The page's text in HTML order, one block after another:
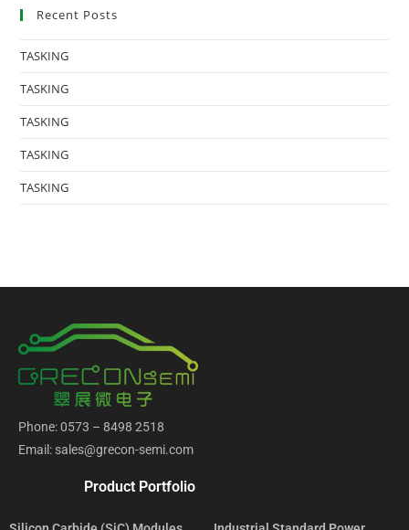
Recent Posts
TASKING
TASKING
TASKING
TASKING
TASKING
Phone: 0573 – 8498 2518
Email: sales@grecon-semi.com
Product Portfolio